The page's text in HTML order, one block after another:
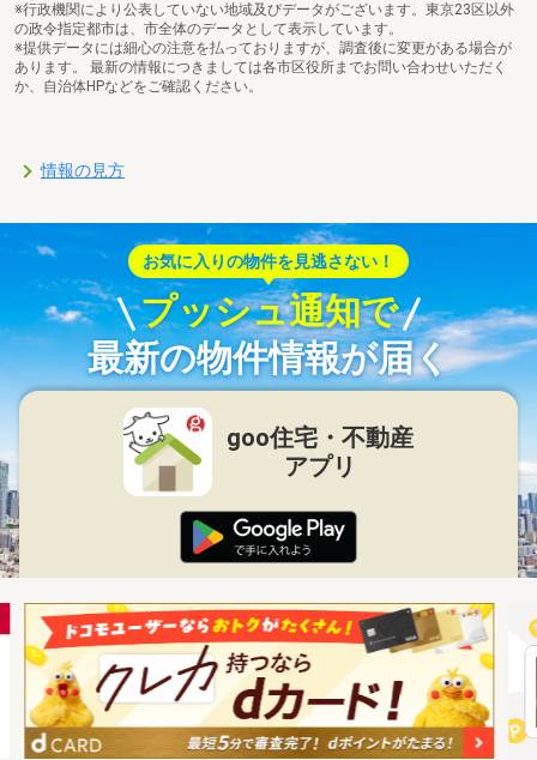
※行政機関により公表していない地域及びデータがございます。東京23区以外
の政令指定都市は、市全体のデータとして表示しています。
※提供データには細心の注意を払っておりますが、調査後に変更がある場合が
あります。 最新の情報につきましては各市区役所までお問い合わせいただく
か、自治体HPなどをご確認ください。
情報の見方
お気に入りの物件を見逃さない！
プッシュ通知で
最新の物件情報が届く
goo住宅・不動産
アプリ